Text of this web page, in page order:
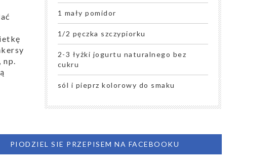
np.
1 mały pomidor
1/2 pęczka szczypiorku
2-3 łyżki jogurtu naturalnego bez
cukru
sól i pieprz kolorowy do smaku
PIODZIEL SIE PRZEPISEM NA FACEBOOKU